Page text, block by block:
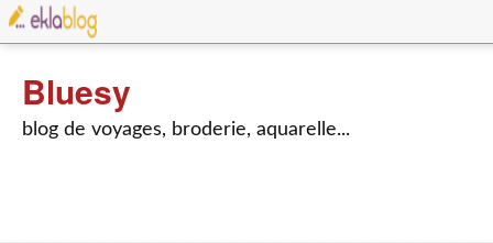
Bluesy
blog de voyages, broderie, aquarelle...